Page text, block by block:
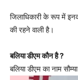
जिलाधिकारी के रूप में
की रहने वाली है।
बलिया डीएम कौन है ?
बलिया डीएम का नाम